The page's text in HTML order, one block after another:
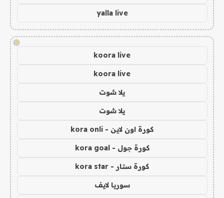
yalla live
!
koora live
koora live
يلا شوت
يلا شوت
كورة اون لاين - kora onli
كورة جول - kora goal
كورة ستار - kora star
سوريا لايف